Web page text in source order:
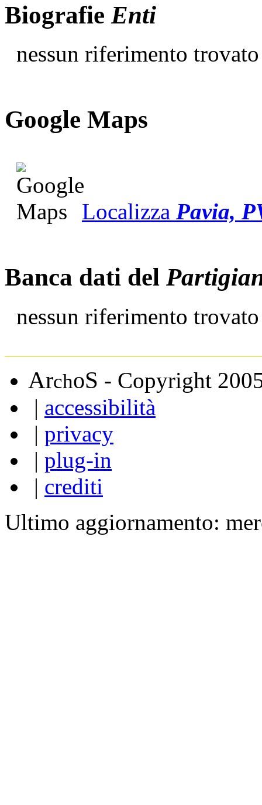
Biografie Enti
nessun riferimento trovato
Google Maps
Localizza Pavia,
Banca dati del
nessun riferimento trovato
ArchoS - Copyright
| accessibilità
| privacy
| plug-in
| crediti
Ultimo aggiornamento: